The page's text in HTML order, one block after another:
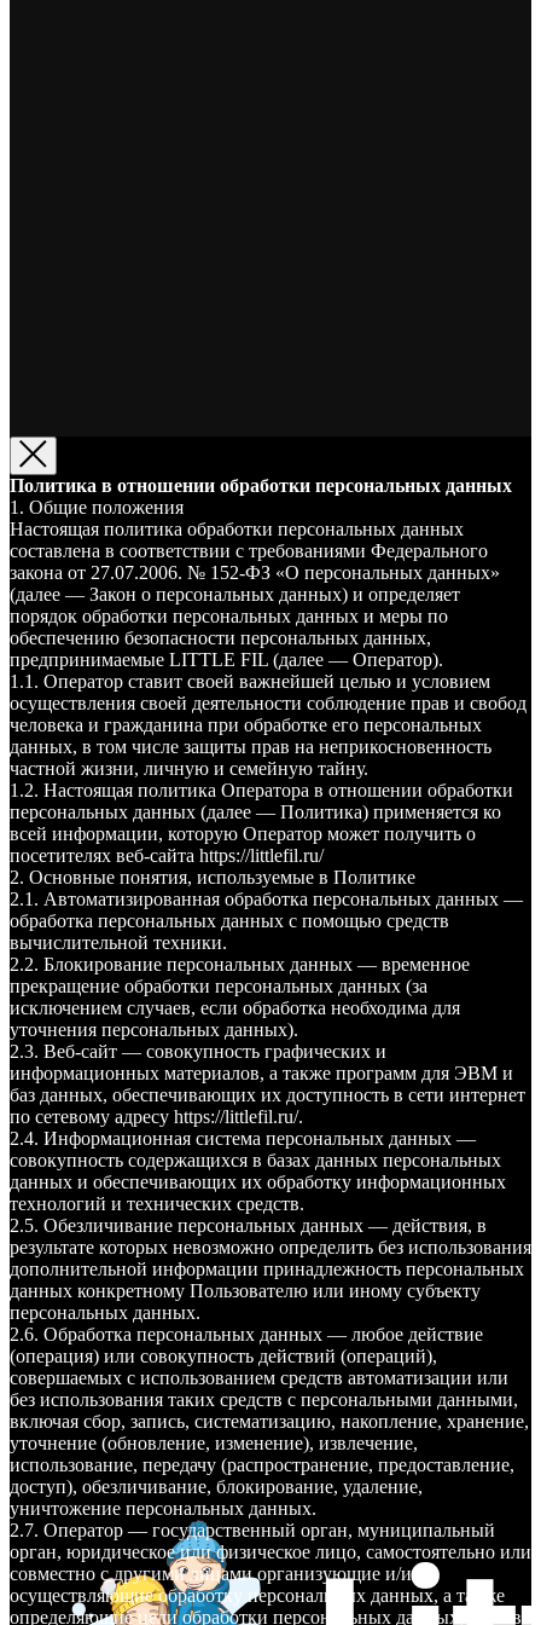
Политика в отношении обработки персональных данных
1. Общие положения
Настоящая политика обработки персональных данных
составлена в соответствии с требованиями Федерального
закона от 27.07.2006. № 152-ФЗ «О персональных данных»
(далее — Закон о персональных данных) и определяет
порядок обработки персональных данных и меры по
обеспечению безопасности персональных данных,
предпринимаемые LITTLE FIL (далее — Оператор).
1.1. Оператор ставит своей важнейшей целью и условием
осуществления своей деятельности соблюдение прав и свобод
человека и гражданина при обработке его персональных
данных, в том числе защиты прав на неприкосновенность
частной жизни, личную и семейную тайну.
1.2. Настоящая политика Оператора в отношении обработки
персональных данных (далее — Политика) применяется ко
всей информации, которую Оператор может получить о
посетителях веб-сайта https://littlefil.ru/
2. Основные понятия, используемые в Политике
2.1. Автоматизированная обработка персональных данных —
обработка персональных данных с помощью средств
вычислительной техники.
2.2. Блокирование персональных данных — временное
прекращение обработки персональных данных (за
исключением случаев, если обработка необходима для
уточнения персональных данных).
2.3. Веб-сайт — совокупность графических и
информационных материалов, а также программ для ЭВМ и
баз данных, обеспечивающих их доступность в сети интернет
по сетевому адресу https://littlefil.ru/.
2.4. Информационная система персональных данных —
совокупность содержащихся в базах данных персональных
данных и обеспечивающих их обработку информационных
технологий и технических средств.
2.5. Обезличивание персональных данных — действия, в
результате которых невозможно определить без использования
дополнительной информации принадлежность персональных
данных конкретному Пользователю или иному субъекту
персональных данных.
2.6. Обработка персональных данных — любое действие
(операция) или совокупность действий (операций),
совершаемых с использованием средств автоматизации или
без использования таких средств с персональными данными,
включая сбор, запись, систематизацию, накопление, хранение,
уточнение (обновление, изменение), извлечение,
использование, передачу (распространение, предоставление,
доступ), обезличивание, блокирование, удаление,
уничтожение персональных данных.
2.7. Оператор — государственный орган, муниципальный
орган, юридическое или физическое лицо, самостоятельно или
совместно с другими лицами организующие и/или
осуществляющие обработку персональных данных, а также
определяющие цели обработки персональных данных, состав